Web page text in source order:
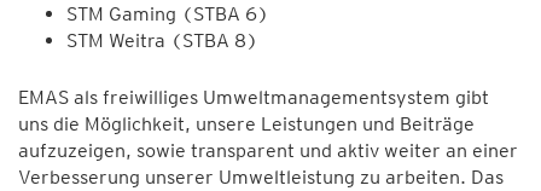
STM Gaming (STBA 6)
STM Weitra (STBA 8)
EMAS als freiwilliges Umweltmanagementsystem gibt
uns die Möglichkeit, unsere Leistungen und Beiträge
aufzuzeigen, sowie transparent und aktiv weiter an einer
Verbesserung unserer Umweltleistung zu arbeiten. Das